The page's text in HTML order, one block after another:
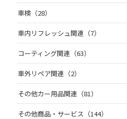
車検（28）
車内リフレッシュ関連（7）
コーティング関連（63）
車外リペア関連（2）
その他カー用品関連（81）
その他商品・サービス（144）